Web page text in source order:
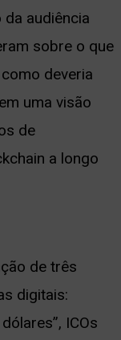
audiência
sobre o que
deveria
uma visão
de
a longo
de três
digitais:
ICOs